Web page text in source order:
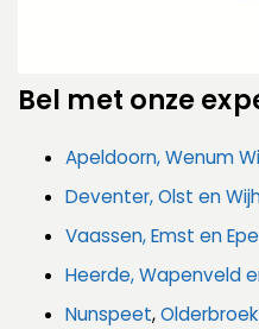
Bel met onze
Apeldoorn, Wenum
Deventer, Olst en
Vaassen, Emst en Epe
Heerde, Wapenveld
Nunspeet,Olderbroek